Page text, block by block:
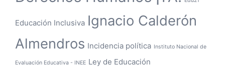
Educación Inclusiva Ignacio Calderón
Almendros Incidencia política Instituto Nacional de
Evaluación Educativa - INEE Ley de Educación